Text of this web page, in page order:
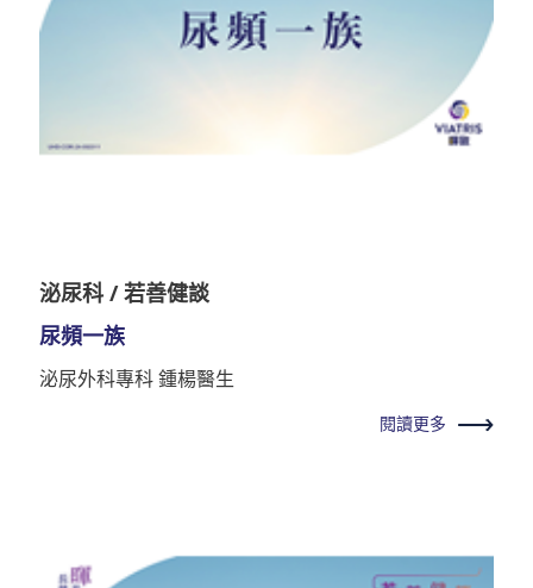
泌尿科 / 若善健談
尿頻一族
泌尿外科專科 鍾楊醫生
閱讀更多